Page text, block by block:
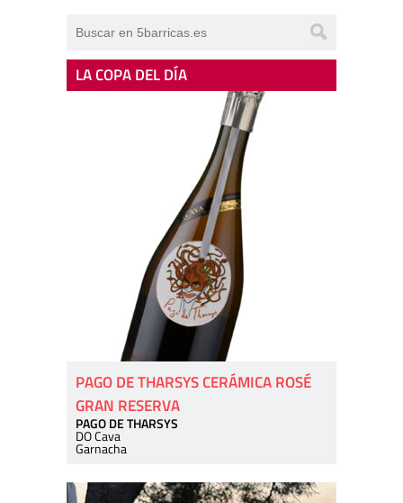
LA COPA DEL DÍA
PAGO DE THARSYS CERÁMICA ROSÉ
GRAN RESERVA
PAGO DE THARSYS
DO Cava
Garnacha